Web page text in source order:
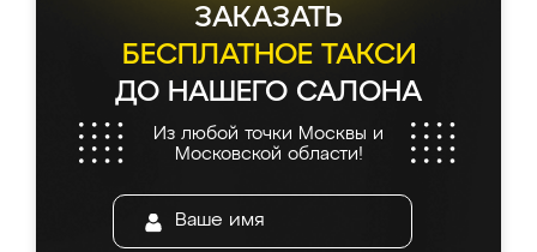
ЗАКАЗАТЬ
БЕСПЛАТНОЕ ТАКСИ
ДО НАШЕГО САЛОНА
Из любой точки Москвы и
Московской области!